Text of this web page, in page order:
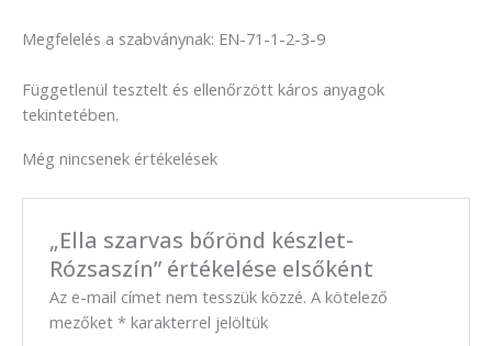
Megfelelés a szabványnak: EN-71-1-2-3-9
Függetlenül tesztelt és ellenőrzött káros anyagok
tekintetében.
Még nincsenek értékelések
„Ella szarvas bőrönd készlet-
Rózsaszín” értékelése elsőként
Az e-mail címet nem tesszük közzé. A kötelező
mezőket* karakterrel jelöltük